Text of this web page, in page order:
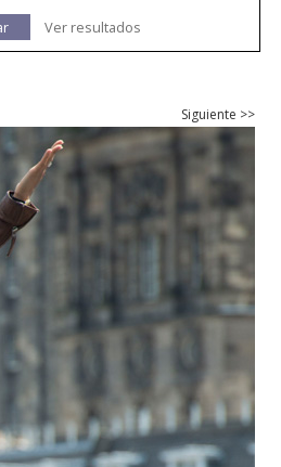
Ver resultados
Siguiente >>